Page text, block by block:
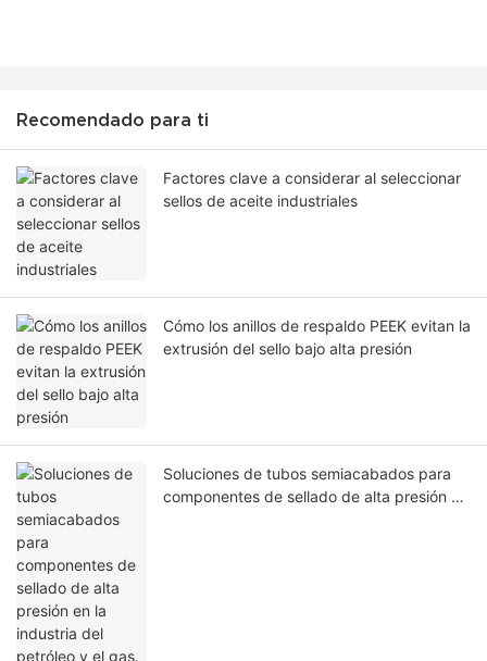
Recomendado para ti
Factores clave a considerar al seleccionar
sellos de aceite industriales
Cómo los anillos de respaldo PEEK evitan la
extrusión del sello bajo alta presión
Soluciones de tubos semiacabados para
componentes de sellado de alta presión en